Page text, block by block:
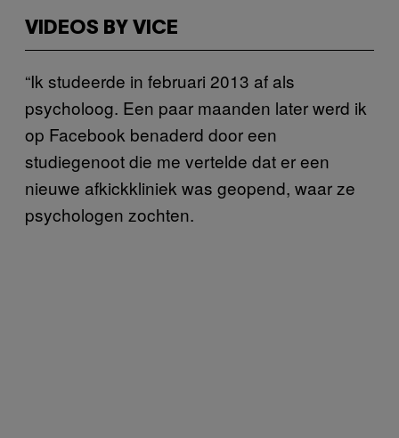
VIDEOS BY VICE
“Ik studeerde in februari 2013 af als
psycholoog. Een paar maanden later werd ik
op Facebook benaderd door een
studiegenoot die me vertelde dat er een
nieuwe afkickkliniek was geopend, waar ze
psychologen zochten.